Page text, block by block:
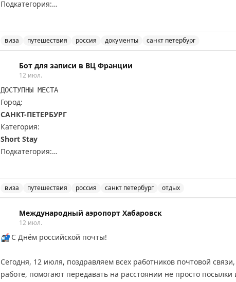
Подкатегория:
Доступны даты:
📆28.09.2026 (1 шт.): 16:10
29.09.2026 (2 шт.): 16:10, 16:20
Всего свободных мест:
виза путешествия россия документы санкт петербург
Бот для записи в ВЦ Франции
12 июл.
ДОСТУПНЫ МЕСТА
Город:
САНКТ-ПЕТЕРБУРГ
Категория:
Short Stay
Подкатегория:
Доступны даты:
📆28.09.2026 (1 шт.): 16:10
29.09.2026 (2 шт.): 16:10, 16:20
Всего свободных мест: 3
виза путешествия россия санкт петербург отдых
Международный аэропорт Хабаровск
12 июл.
📬С Днём российской почты!
Сегодня, 12 июля, поздравляем всех работников почтовой
работе, помогают передавать на расстоянии не просто посылки и письма, но и радость, хорошее настроение,